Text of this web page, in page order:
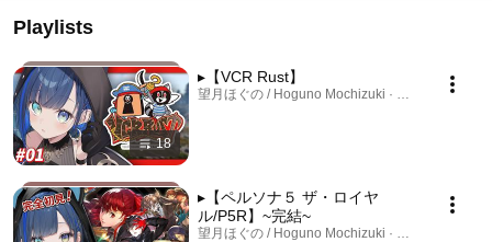
Playlists
18
▸【VCR Rust】
望月ほぐの / Hoguno Mochizuki · Playlist
▸【ペルソナ５ ザ・ロイヤ
ル/P5R】~完結~
望月ほぐの / Hoguno Mochizuki · Playlist